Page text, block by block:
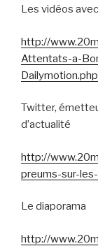
Les vidéos
http://
Attentats-a-
Dailymotion.php
Twitter,
d’actualité
http://
preums-sur-
Le diaporama
http://